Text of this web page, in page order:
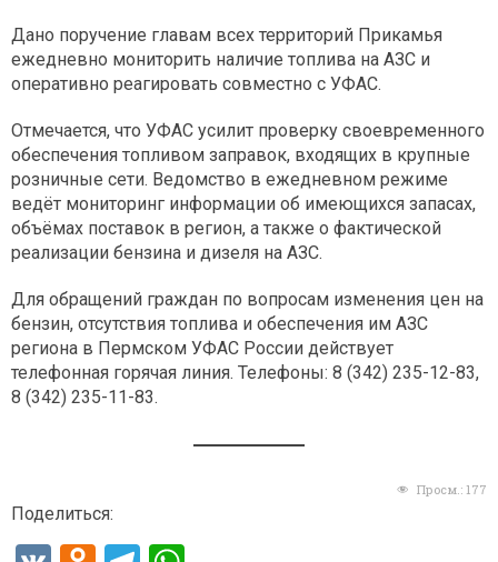
Дано поручение главам всех территорий Прикамья
ежедневно мониторить наличие топлива на АЗС и
оперативно реагировать совместно с УФАС.
Отмечается, что УФАС усилит проверку своевременного
обеспечения топливом заправок, входящих в крупные
розничные сети. Ведомство в ежедневном режиме
ведёт мониторинг информации об имеющихся запасах,
объёмах поставок в регион, а также о фактической
реализации бензина и дизеля на АЗС.
Для обращений граждан по вопросам изменения цен на
бензин, отсутствия топлива и обеспечения им АЗС
региона в Пермском УФАС России действует
телефонная горячая линия. Телефоны: 8 (342) 235-12-83,
8 (342) 235-11-83.
Просм.: 177
Поделиться: